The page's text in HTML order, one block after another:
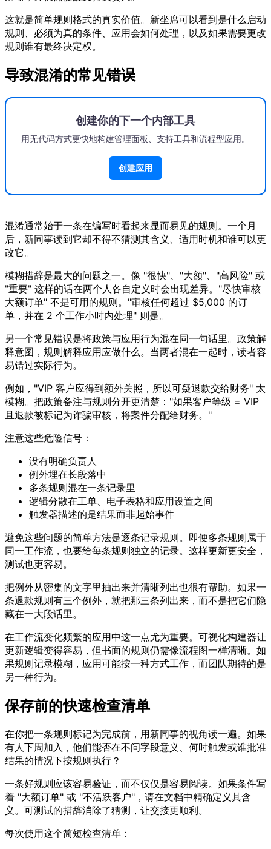
这就是简单规则格式的真实价值。新坐席可以看到是什么启动
规则、必须为真的条件、应用会如何处理，以及如果需要更改
规则谁有最终决定权。
导致混淆的常见错误
创建你的下一个内部工具
用无代码方式更快地构建管理面板、支持工具和流程型应用。
创建应用
混淆通常始于一条在编写时看起来显而易见的规则。一个月
后，新同事读到它却不得不猜测其含义、适用时机和谁可以更
改它。
模糊措辞是最大的问题之一。像 "很快"、"大额"、"高风险" 或
"重要" 这样的话在两个人各自定义时会出现差异。"尽快审核
大额订单" 不是可用的规则。"审核任何超过 $5,000 的订
单，并在 2 个工作小时内处理" 则是。
另一个常见错误是将政策与应用行为混在同一句话里。政策解
释意图，规则解释应用应做什么。当两者混在一起时，读者容
易错过实际行为。
例如，"VIP 客户应得到额外关照，所以可疑退款交给财务" 太
模糊。把政策备注与规则分开更清楚："如果客户等级 = VIP
且退款被标记为诈骗审核，将案件分配给财务。"
注意这些危险信号：
没有明确负责人
例外埋在长段落中
多条规则混在一条记录里
逻辑分散在工单、电子表格和应用设置之间
触发器描述的是结果而非起始事件
避免这些问题的简单方法是逐条记录规则。即便多条规则属于
同一工作流，也要给每条规则独立的记录。这样更新更安全，
测试也更容易。
把例外从密集的文字里抽出来并清晰列出也很有帮助。如果一
条退款规则有三个例外，就把那三条列出来，而不是把它们隐
藏在一大段话里。
在工作流变化频繁的应用中这一点尤为重要。可视化构建器让
更新逻辑变得容易，但书面的规则仍需像流程图一样清晰。如
果规则记录模糊，应用可能按一种方式工作，而团队期待的是
另一种行为。
保存前的快速检查清单
在你把一条规则标记为完成前，用新同事的视角读一遍。如果
有人下周加入，他们能否在不问字段意义、何时触发或谁批准
结果的情况下按规则执行？
一条好规则应该容易验证，而不仅仅是容易阅读。如果条件写
着 "大额订单" 或 "不活跃客户"，请在文档中精确定义其含
义。可测试的措辞消除了猜测，让交接更顺利。
每次使用这个简短检查清单：